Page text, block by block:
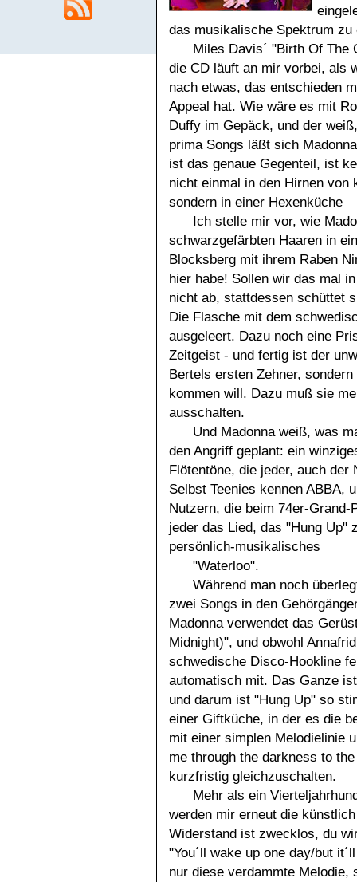
das musikalische Spektrum zu
Miles Davis´ "Birth Of The
die CD läuft an mir vorbei, als
nach etwas, das entschieden
Appeal hat. Wie wäre es mit
Duffy im Gepäck, und der
prima Songs läßt sich
ist das genaue Gegenteil, ist
nicht einmal in den Hirnen von
sondern in einer Hexenküche
Ich stelle mir vor, wie
schwarzgefärbten Haaren in
Blocksberg mit ihrem Raben
hier habe! Sollen wir das mal
nicht ab, stattdessen schüttet
Die Flasche mit dem
ausgeleert. Dazu noch eine
Zeitgeist - und fertig ist der
Bertels ersten Zehner,
kommen will. Dazu muß sie
ausschalten.
Und Madonna weiß, was
den Angriff geplant: ein
Flötentöne, die jeder, auch der
Selbst Teenies kennen ABBA,
Nutzern, die beim 74er-
jeder das Lied, das "Hung Up"
persönlich-musikalisches
"Waterloo".
Während man noch
zwei Songs in den
Madonna verwendet das
Midnight)", und obwohl
schwedische Disco-Hookline
automatisch mit. Das Ganze
und darum ist "Hung Up" so
einer Giftküche, in der es die
mit einer simplen Melodielinie
me through the darkness to
kurzfristig gleichzuschalten.
Mehr als ein
werden mir erneut die
Widerstand ist zwecklos, du
"You´ll wake up one day/but
nur diese verdammte Melodie,